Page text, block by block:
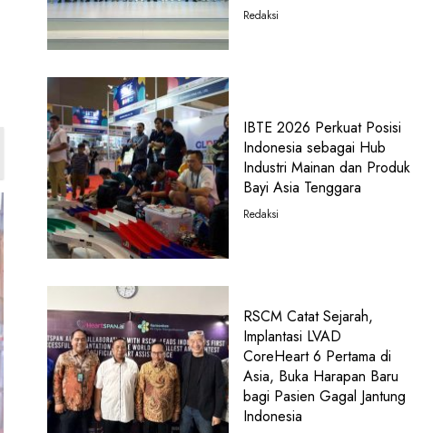
Redaksi
IBTE 2026 Perkuat Posisi
Indonesia sebagai Hub
Industri Mainan dan Produk
Bayi Asia Tenggara
Redaksi
RSCM Catat Sejarah,
Implantasi LVAD
CoreHeart 6 Pertama di
Asia, Buka Harapan Baru
bagi Pasien Gagal Jantung
Indonesia